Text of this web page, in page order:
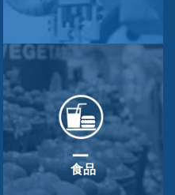
食品